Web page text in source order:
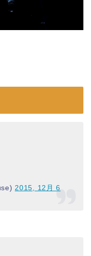
2015, 12月 6